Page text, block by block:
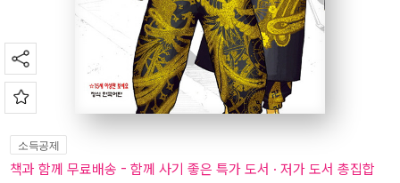
소득공제
책과 함께 무료배송 - 함께 사기 좋은 특가 도서 · 저가 도서 총집합